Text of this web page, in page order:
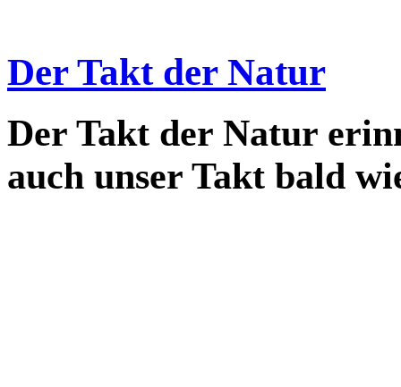
Der Takt der Natur
Der Takt der Natur
auch unser Takt bald